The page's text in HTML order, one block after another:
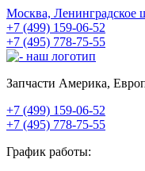
Москва, Ленинградское
+7 (499) 159-06-52
+7 (495) 778-75-55
Запчасти Америка,
+7 (499) 159-06-52
+7 (495) 778-75-55
График работы: